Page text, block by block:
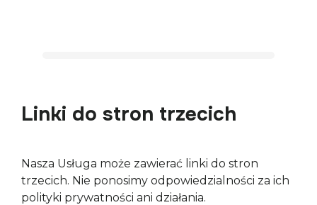
Linki do stron trzecich
Nasza Usługa może zawierać linki do stron
trzecich. Nie ponosimy odpowiedzialności za ich
polityki prywatności ani działania.